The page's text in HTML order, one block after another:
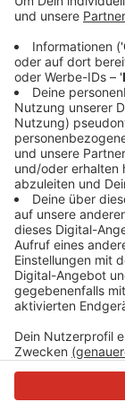
Anzeige
Es ist das
der Airport
wichtiges
Lohausen.
Anzeige